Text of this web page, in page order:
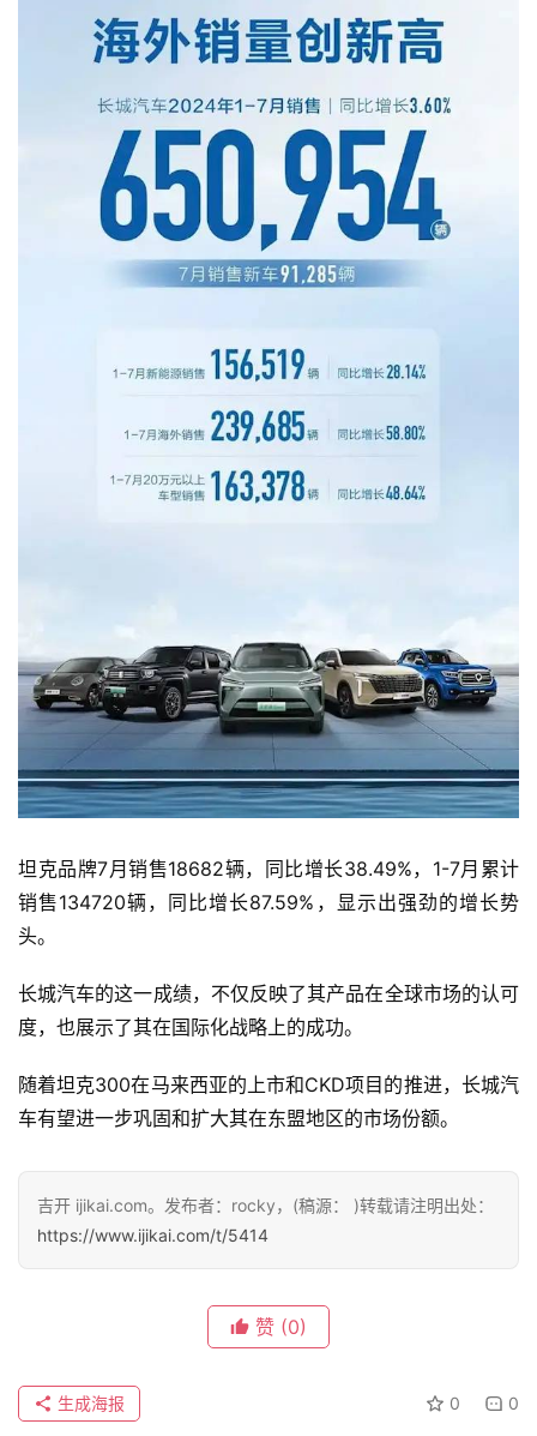
评
行
家
车
讯
报
栏
a
l
登录 注册
坦克品牌7月销售18682辆，同比增长38.49%，1-7月累计
销售134720辆，同比增长87.59%，显示出强劲的增长势
头。
长城汽车的这一成绩，不仅反映了其产品在全球市场的认可
度，也展示了其在国际化战略上的成功。
随着坦克300在马来西亚的上市和CKD项目的推进，长城汽
车有望进一步巩固和扩大其在东盟地区的市场份额。
吉开 ijikai.com。发布者：rocky，(稿源： )转载请注明出处：
https://www.ijikai.com/t/5414
赞 (0)
0 0
生成海报